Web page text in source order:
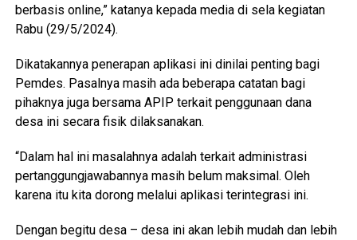
berbasis online,” katanya kepada media di sela kegiatan
Rabu (29/5/2024).
Dikatakannya penerapan aplikasi ini dinilai penting bagi
Pemdes. Pasalnya masih ada beberapa catatan bagi
pihaknya juga bersama APIP terkait penggunaan dana
desa ini secara fisik dilaksanakan.
“Dalam hal ini masalahnya adalah terkait administrasi
pertanggungjawabannya masih belum maksimal. Oleh
karena itu kita dorong melalui aplikasi terintegrasi ini.
Dengan begitu desa – desa ini akan lebih mudah dan lebih